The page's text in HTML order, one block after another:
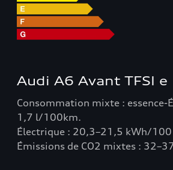
Audi A6 Avant TFSI e
Consommation mixte : essence-
1,7 l/100km.
Électrique : 20,3–21,5 kWh/
Émissions de CO2 mixtes :